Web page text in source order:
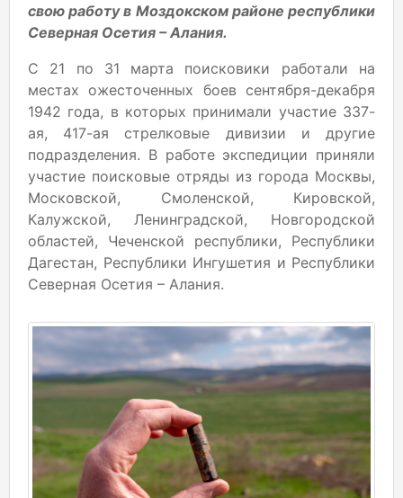
свою работу в Моздокском районе республики
Северная Осетия – Алания.
С 21 по 31 марта поисковики работали на
местах ожесточенных боев сентября-декабря
1942 года, в которых принимали участие 337-
ая, 417-ая стрелковые дивизии и другие
подразделения. В работе экспедиции приняли
участие поисковые отряды из города Москвы,
Московской, Смоленской, Кировской,
Калужской, Ленинградской, Новгородской
областей, Чеченской республики, Республики
Дагестан, Республики Ингушетия и Республики
Северная Осетия – Алания.